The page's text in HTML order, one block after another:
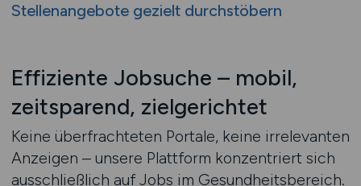
Stellenangebote gezielt durchstöbern
Effiziente Jobsuche – mobil,
zeitsparend, zielgerichtet
Keine überfrachteten Portale, keine irrelevanten
Anzeigen – unsere Plattform konzentriert sich
ausschließlich auf Jobs im Gesundheitsbereich.